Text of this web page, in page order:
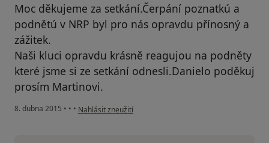
Moc děkujeme za setkání.Čerpání poznatkú a
podnětú v NRP byl pro nás opravdu přínosný a
zážitek.
Naši kluci opravdu krásně reagujou na podněty
které jsme si ze setkání odnesli.Danielo poděkuj
prosím Martinovi.
8. dubna 2015 • • • podle názoru uživatele Váš účet byl odstraněn
Nahlásit zneužití